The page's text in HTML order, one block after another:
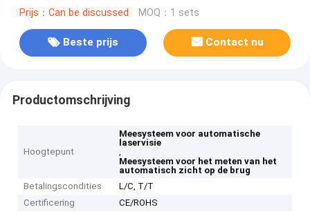
Prijs：Can be discussed MOQ：1 sets
Beste prijs Contact nu
Productomschrijving
Hoogtepunt
Meesysteem voor automatische
laservisie
,
Meesysteem voor het meten van het
automatisch zicht op de brug
Betalingscondities
L/C, T/T
Certificering
CE/ROHS